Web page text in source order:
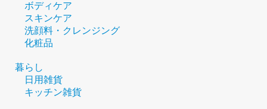
ボディケア
スキンケア
洗顔料・クレンジング
化粧品
暮らし
日用雑貨
キッチン雑貨